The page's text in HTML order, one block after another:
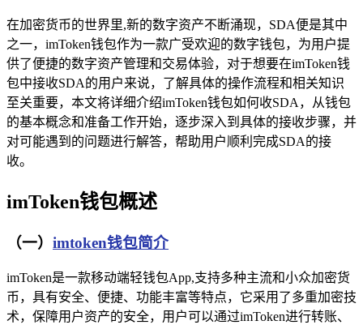
在加密货币的世界里,新的数字资产不断涌现，SDA便是其中
之一，imToken钱包作为一款广受欢迎的数字钱包，为用户提
供了便捷的数字资产管理和交易体验，对于想要在imToken钱
包中接收SDA的用户来说，了解具体的操作流程和相关知识
至关重要，本文将详细介绍imToken钱包如何收SDA，从钱包
的基本概念和准备工作开始，逐步深入到具体的接收步骤，并
对可能遇到的问题进行解答，帮助用户顺利完成SDA的接
收。
imToken钱包概述
（一） imtoken钱包简介
imToken是一款移动端轻钱包App,支持多种主流和小众加密货
币，具有安全、便捷、功能丰富等特点，它采用了多重加密技
术，保障用户资产的安全，用户可以通过imToken进行转账、